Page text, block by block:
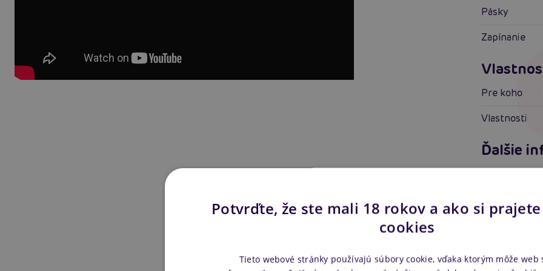
Pásky
Zapínanie
Pre koho
Vlastnosti
Ďalšie
Výrobca
Manuál k
Potvrďte, že ste mali 18 rokov a ako si
cookies
Tieto webové stránky používajú súbory cookie, vďaka ktorým môže web